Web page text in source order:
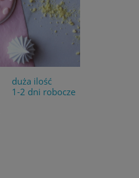
duża ilość
1-2 dni robocze